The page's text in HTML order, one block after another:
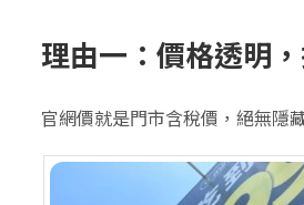
理由一：價格透明
官網價就是門市含稅價，絕無隱